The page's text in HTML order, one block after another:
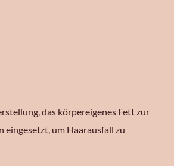
das körpereigenes Fett zur
eingesetzt, um Haarausfall zu